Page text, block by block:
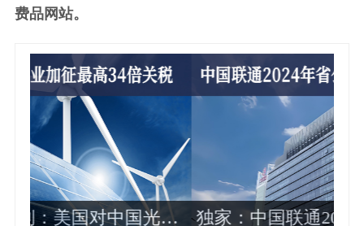
费品网站。
司政企 独家：中国电信财务部总经理周响